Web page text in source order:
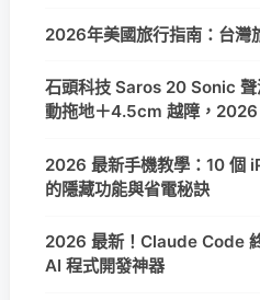
2026年美國旅行指南：台灣
石頭科技 Saros 20 Sonic
動拖地＋4.5cm 越障，2026
2026 最新手機教學：10 個
的隱藏功能與省電秘訣
2026 最新！Claude Code
AI 程式開發神器